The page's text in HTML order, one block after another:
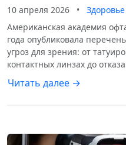
10 апреля 2026 •
Здоровье
Американская академия
года опубликовала
угроз для зрения: от
контактных линзах до
Читать далее →